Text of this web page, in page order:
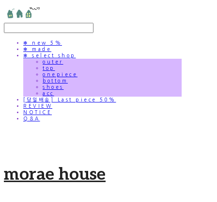
✻ new 5%
✻ made
✻ select shop
outer
top
onepiece
bottom
shoes
acc
[당일배송] Last piece 50%
REVIEW
NOTICE
Q&A
morae house